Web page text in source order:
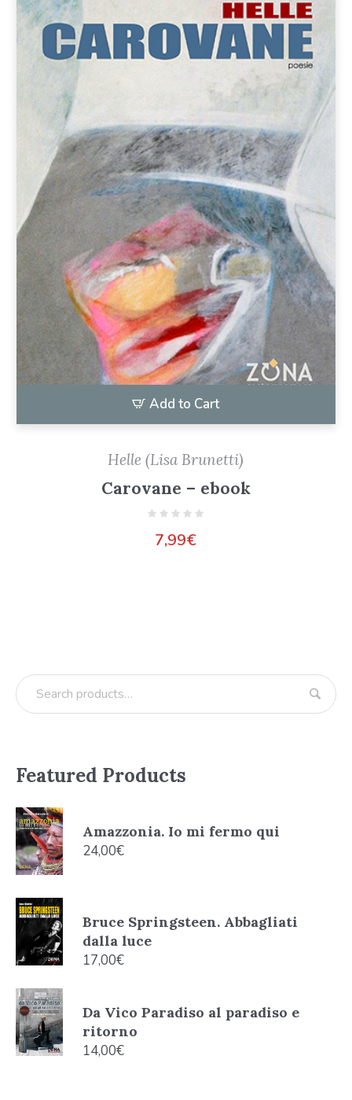
Add to Cart
Helle (Lisa Brunetti)
Carovane – ebook
7,99€
Featured Products
Amazzonia. Io mi fermo qui
24,00€
Bruce Springsteen. Abbagliati
dalla luce
17,00€
Da Vico Paradiso al paradiso e
ritorno
14,00€